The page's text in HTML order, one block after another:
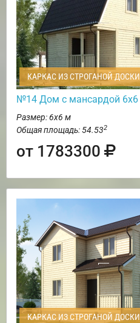
КАРКАС ИЗ СТРОГАНОЙ ДОСКИ
№14 Дом с мансардой 6х6
Размер: 6х6 м
Общая площадь: 54.532
от 1783300
КАРКАС ИЗ СТРОГАНОЙ ДОСКИ